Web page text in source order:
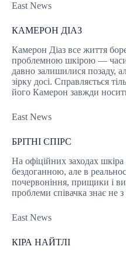
East News
КАМЕРОН ДІАЗ
Камерон Діаз все життя
проблемною шкірою —
давно залишилися позаду,
зірку досі. Справляється
його Камерон завжди
East News
БРІТНІ СПІРС
На офіційних заходах шкіра
бездоганною, але в
почервоніння, прищики і
проблеми співачка знає не з
East News
КІРА НАЙТЛІ